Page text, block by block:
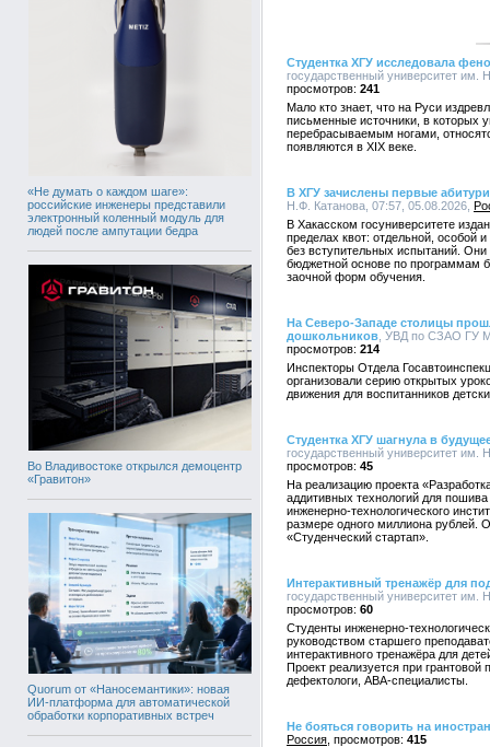
«Не думать о каждом шаге»:
российские инженеры представили
электронный коленный модуль для
людей после ампутации бедра
Во Владивостоке открылся демоцентр
«Гравитон»
Quorum от «Наносемантики»: новая
ИИ-платформа для автоматической
обработки корпоративных встреч
Студентка ХГУ исследовала
государственный университет им.
241
Мало кто знает, что на Руси
письменные источники, в которых
перебрасываемым ногами,
появляются в XIX веке.
В ХГУ зачислены первые
Н.Ф. Катанова, 07:57, 05.08.2026,
В Хакасском госуниверситете
пределах квот: отдельной, особой
без вступительных испытаний.
бюджетной основе по программам
заочной форм обучения.
На Северо-Западе столицы
дошкольников , УВД по СЗАО ГУ
214
Инспекторы Отдела
организовали серию открытых
движения для воспитанников
Студентка ХГУ шагнула в
государственный университет им.
45
На реализацию проекта
аддитивных технологий для
инженерно-технологического
размере одного миллиона рублей.
«Студенческий стартап».
Интерактивный тренажёр для
государственный университет им.
60
Студенты инженерно-
руководством старшего
интерактивного тренажёра для
Проект реализуется при грантовой
дефектологи, АВА-специалисты.
Не бояться говорить на
Россия
415